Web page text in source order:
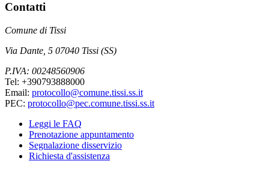
Contatti
Comune di Tissi
Via Dante, 5 07040 Tissi (SS)
P.IVA: 00248560906
Tel: +390793888000
Email: protocollo@comune.tissi.ss.it
PEC: protocollo@pec.comune.tissi.ss.it
Leggi le FAQ
Prenotazione appuntamento
Segnalazione disservizio
Richiesta d'assistenza